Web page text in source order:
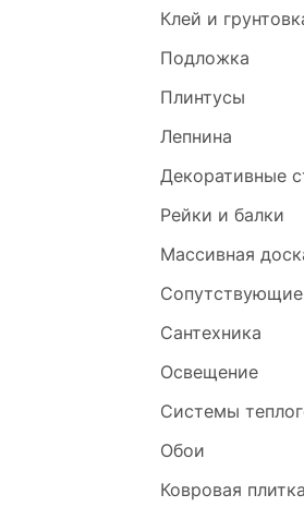
Клей и
Подложка
Плинтусы
Лепнина
Декоративные
Рейки и балки
Массивная
Сантехника
Освещение
Системы
Обои
Ковровая плитка